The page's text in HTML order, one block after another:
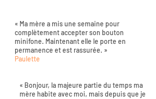
« Ma mère a mis une semaine pour
complètement accepter son bouton
minifone. Maintenant elle le porte en
permanence et est rassurée. »
Paulette
« Bonjour, la majeure partie du temps ma
mère habite avec moi, mais depuis que je